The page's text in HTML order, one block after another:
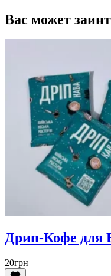
Вас может
Дрип-Кофе для
20грн